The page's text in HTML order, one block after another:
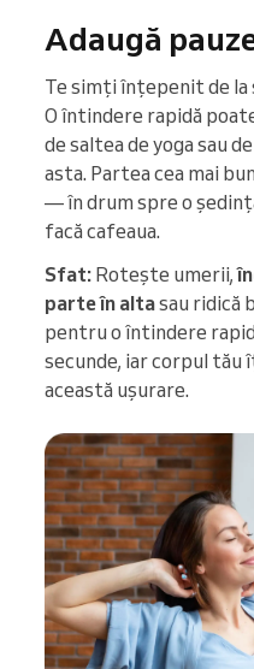
Adaugă
Te simți înțepenit de
O întindere rapidă
de saltea de yoga sau
asta. Partea cea mai
— în drum spre o
facă cafeaua.
Sfat: Rotește umerii,
parte în altasau ridică
pentru o întindere
secunde, iar corpul
această ușurare.